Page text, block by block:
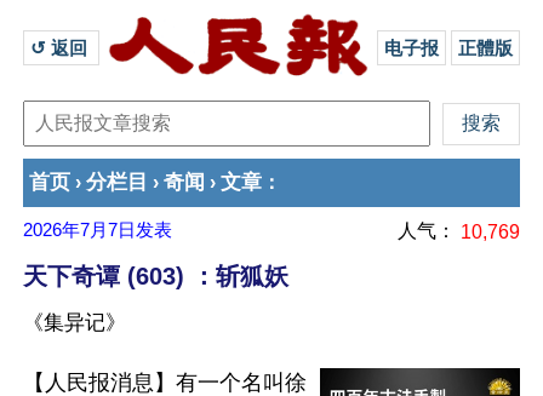
↺ 返回 电子报 正體版
首页 › 分栏目 › 奇闻 › 文章 ：
2026年7月7日 发表 人气： 10,769
天下奇谭 (603) ：斩狐妖
《集异记》
【人民报消息】有一个名叫徐